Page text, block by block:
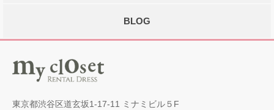
BLOG
東京都渋谷区道玄坂1-17-11 ミナミビル５F